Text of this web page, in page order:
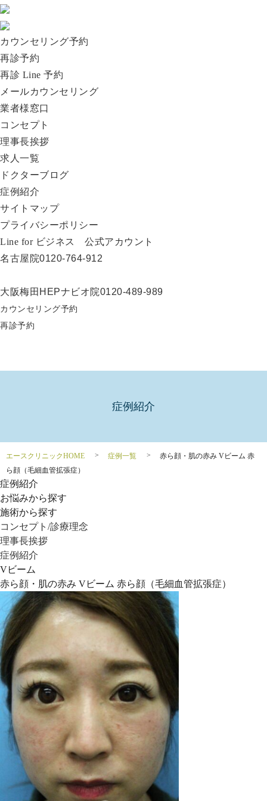
カウンセリング予約
再診予約
再診 Line 予約
メールカウンセリング
業者様窓口
コンセプト
理事長挨拶
求人一覧
ドクターブログ
症例紹介
サイトマップ
プライバシーポリシー
Line for ビジネス 公式アカウント
名古屋院0120-764-912
大阪梅田HEPナビオ院0120-489-989
カウンセリング予約
再診予約
症例紹介
エースクリニックHOME 症例一覧
赤ら顔・肌の赤み Vビーム 赤
ら顔（毛細血管拡張症）
症例紹介
お悩みから探す
施術から探す
コンセプト/診療理念
理事長挨拶
症例紹介
Vビーム
赤ら顔・肌の赤み Vビーム 赤ら顔（毛細血管拡張症）